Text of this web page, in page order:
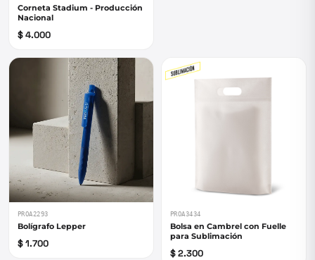
Corneta Stadium - Producción
Nacional
$ 4.000
PROA2293
Bolígrafo Lepper
$ 1.700
PROA3434
Bolsa en Cambrel con Fuelle
para Sublimación
$ 2.300